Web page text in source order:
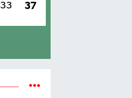
33 37